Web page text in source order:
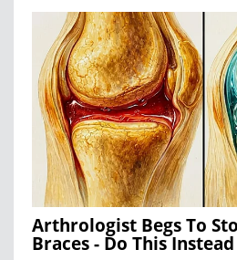
Arthrologist Begs To
Braces - Do This Instead